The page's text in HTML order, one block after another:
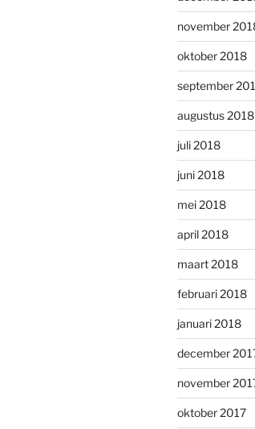
november
oktober 2018
september
augustus 2018
juli 2018
juni 2018
mei 2018
april 2018
maart 2018
februari 2018
januari 2018
december
november
oktober 2017